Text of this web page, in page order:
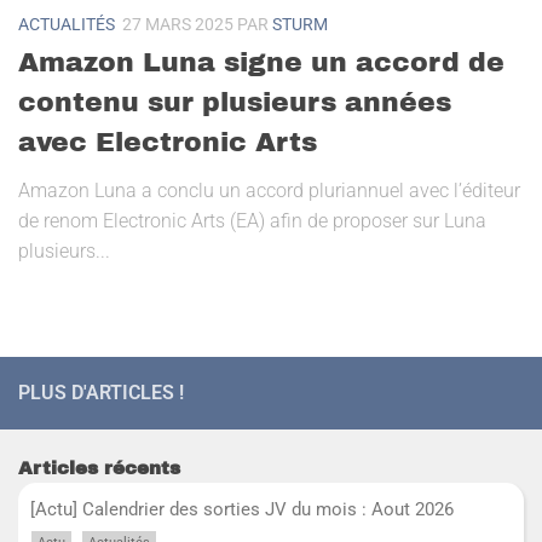
ACTUALITÉS 27 MARS 2025 PAR STURM
Amazon Luna signe un accord de
contenu sur plusieurs années
avec Electronic Arts
Amazon Luna a conclu un accord pluriannuel avec l’éditeur
de renom Electronic Arts (EA) afin de proposer sur Luna
plusieurs...
PLUS D'ARTICLES !
Articles récents
[Actu] Calendrier des sorties JV du mois : Aout 2026